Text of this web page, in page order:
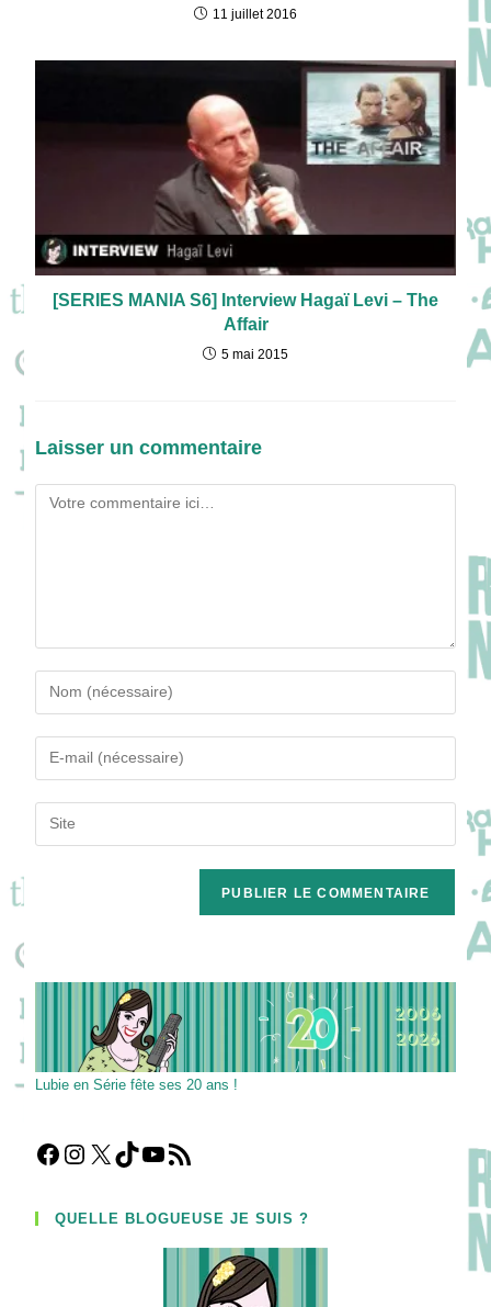
11 juillet 2016
[SERIES MANIA S6] Interview Hagaï Levi – The
Affair
5 mai 2015
Laisser un commentaire
Comment
Enter
your
name
comment
Enter
your
email
address
Saisir
l’URL
Lubie en Série fête ses 20 ans !
Facebook
Instagram
X TikTokYouTube
Flux RSS
QUELLE BLOGUEUSE JE SUIS ?